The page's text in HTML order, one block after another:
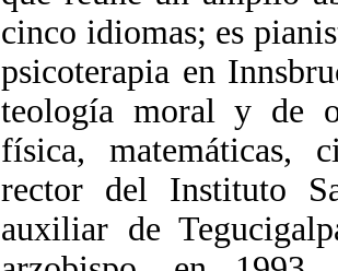
cinco idiomas; es
psicoterapia en
teología moral y de
física, matemáticas,
rector del Instituto
auxiliar de